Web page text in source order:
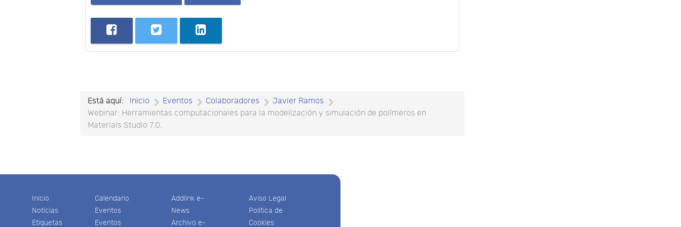
Está aquí: Inicio Eventos Colaboradores
Javier Ramos
Webinar: Herramientas computacionales para la modelización y simulación de polímeros en
Materials Studio 7.0.
Inicio
Noticias
Etiquetas
Calendario
Eventos
Eventos
Addlink e-
News
Archivo e-
Aviso Legal
Política de
Cookies